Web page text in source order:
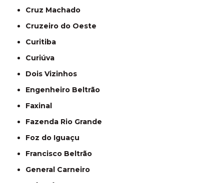
Cruz Machado
Cruzeiro do Oeste
Curitiba
Curiúva
Dois Vizinhos
Engenheiro Beltrão
Faxinal
Fazenda Rio Grande
Foz do Iguaçu
Francisco Beltrão
General Carneiro